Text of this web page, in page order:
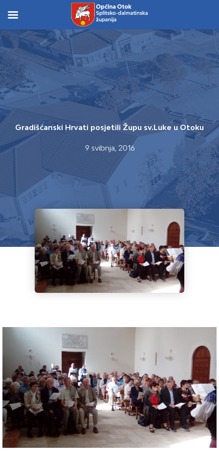
content
content
Gradišćanski Hrvati posjetili Župu sv.Luke u Otoku
9 svibnja, 2016